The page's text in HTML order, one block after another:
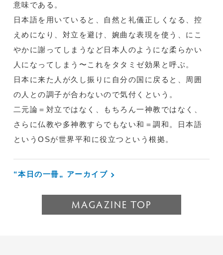
意味である。
日本語を用いていると、自然と礼儀正しくなる、控
えめになり、対立を避け、婉曲な表現を使う、にこ
やかに謝ってしまうなど日本人のようにな柔らかい
人になってしまう〜これをタタミゼ効果と呼ぶ。
日本に来た人が久し振りに自分の国に戻ると、周囲
の人との調子が合わないので気付くという。
二元論＝対立ではなく、もちろん一神教ではなく、
さらに仏教や多神教すらでもない和＝調和。日本語
というOSが世界平和に役立つという根拠。
“本日の一冊„ アーカイブ
MAGAZINE TOP